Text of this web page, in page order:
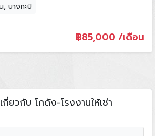
, บางกะปิ
฿85,000 /เดือน
ยวกับ โกดัง-โรงงานให้เช่า